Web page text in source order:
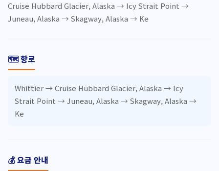
Cruise Hubbard Glacier, Alaska → Icy Strait Point →
Juneau, Alaska → Skagway, Alaska → Ke
🗺️ 항로
Whittier → Cruise Hubbard Glacier, Alaska → Icy
Strait Point → Juneau, Alaska → Skagway, Alaska →
Ke
💰 요금 안내